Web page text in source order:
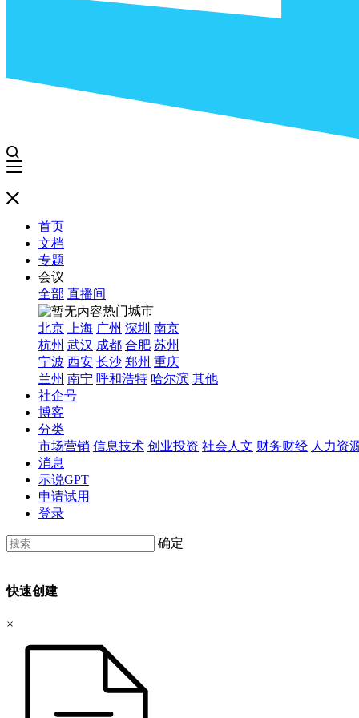
首页
文档
专题
会议
全部 直播间
热门城市
北京
上海 广州 深圳 南京
杭州 武汉 成都 合肥 苏州
宁波 西安 长沙 郑州 重庆
兰州 南宁 呼和浩特 哈尔滨 其他
社企号
博客
分类
市场营销 信息技术 创业投资 社会人文 财务财经 人力资
消息
示说GPT
申请试用
登录
确定
快速创建
×